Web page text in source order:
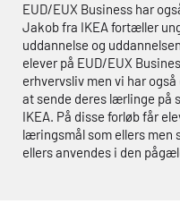
EUD/EUX Business har
Jakob fra IKEA fortæller
uddannelse og
elever på EUD/EUX
erhvervsliv men vi har
at sende deres lærlinge på
IKEA. På disse forløb får
læringsmål som ellers men
ellers anvendes i den